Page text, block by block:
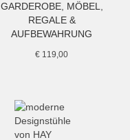
GARDEROBE, MÖBEL,
REGALE &
AUFBEWAHRUNG
€ 119,00